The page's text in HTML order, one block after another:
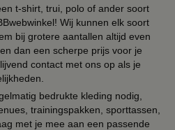
t-shirt, trui, polo of ander soort
Wij kunnen elk soort
bij grotere aantallen altijd even
dan een scherpe prijs voor je
contact met ons op als je
bedrukte kleding nodig,
trainingspakken, sporttassen,
met je mee aan een passende